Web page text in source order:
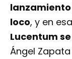
loco, y en
Lucentum
Ángel